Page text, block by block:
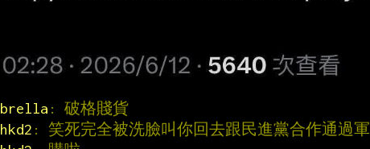
brella : 破格賤貨
hkd2 : 笑死完全被洗臉叫你回去跟民進黨合作通過軍